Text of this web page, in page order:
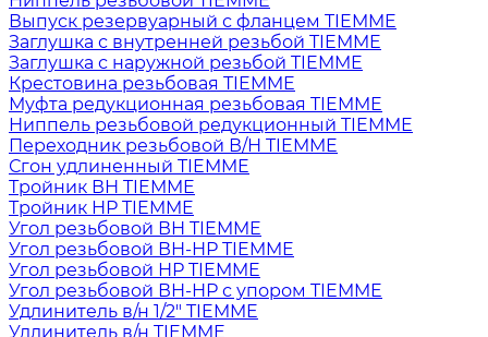
Выпуск резервуарный с фланцем TIEMME
Заглушка с внутренней резьбой TIEMME
Заглушка с наружной резьбой TIEMME
Крестовина резьбовая TIEMME
Муфта редукционная резьбовая TIEMME
Ниппель резьбовой редукционный TIEMME
Переходник резьбовой В/Н TIEMME
Сгон удлиненный TIEMME
Тройник ВН TIEMME
Тройник НР TIEMME
Угол резьбовой ВН TIEMME
Угол резьбовой ВН-НР TIEMME
Угол резьбовой НР TIEMME
Угол резьбовой ВН-НР с упором TIEMME
Удлинитель в/н 1/2" TIEMME
Удлинитель в/н TIEMME